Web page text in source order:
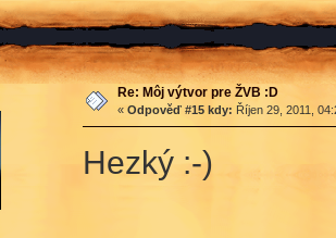
Re: Môj výtvor pre ŽVB :D
« Odpověď #15 kdy: Říjen 29, 2011,
Hezký :-)